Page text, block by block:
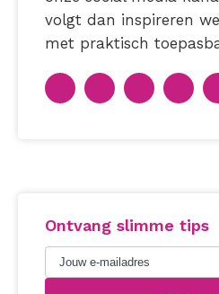
volgt dan inspireren
met praktisch
Ontvang slimme tips